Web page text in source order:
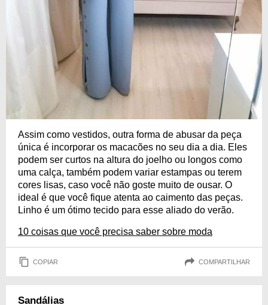
Assim como vestidos, outra forma de abusar da peça
única é incorporar os macacões no seu dia a dia. Eles
podem ser curtos na altura do joelho ou longos como
uma calça, também podem variar estampas ou terem
cores lisas, caso você não goste muito de ousar. O
ideal é que você fique atenta ao caimento das peças.
Linho é um ótimo tecido para esse aliado do verão.
10 coisas que você precisa saber sobre moda
COPIAR COMPARTILHAR
Sandálias